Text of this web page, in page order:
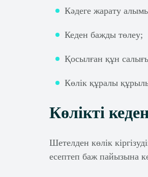
Кәдеге жарату
Кеден бажды төлеу;
Қосылған құн
Көлік құралы
Көлікті
Шетелден көлік
есептеп баж пайызына